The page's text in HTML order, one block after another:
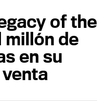
of the
millón de
en su